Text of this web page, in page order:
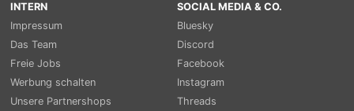
INTERN
Impressum
Das Team
Freie Jobs
Werbung schalten
Unsere Partnershops
SOCIAL MEDIA & CO.
Bluesky
Discord
Facebook
Instagram
Threads